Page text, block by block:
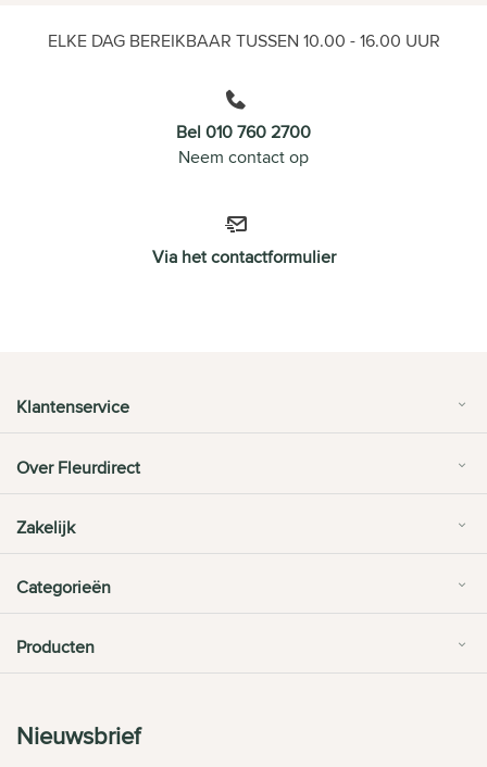
ELKE DAG BEREIKBAAR TUSSEN 10.00 - 16.00 UUR
Bel 010 760 2700
Neem contact op
Via het contactformulier
Klantenservice
Over Fleurdirect
Zakelijk
Categorieën
Producten
Nieuwsbrief